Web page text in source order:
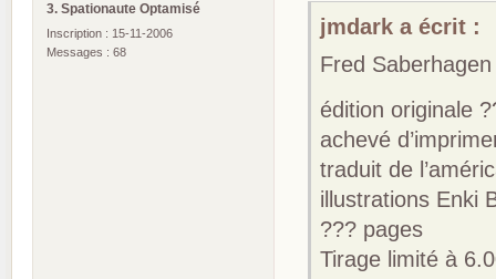
3. Spationaute Optamisé
Inscription : 15-11-2006
Messages : 68
jmdark a écrit :
Fred
édition originale
achevé
traduit de
illustrations Enki
??? pages
Tirage limité à